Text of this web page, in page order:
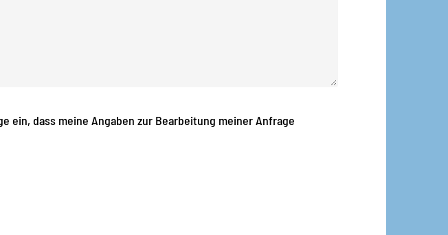
ein, dass meine Angaben zur Bearbeitung meiner Anfrage